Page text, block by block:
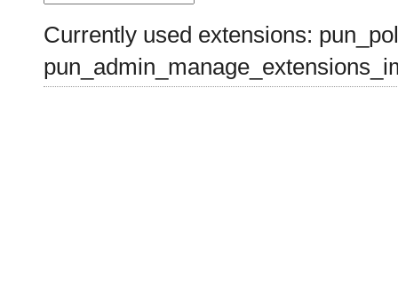
Currently used extensions: